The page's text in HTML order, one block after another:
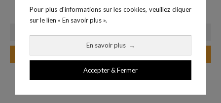
Pour plus d'informations sur les cookies, veuillez cliquer
sur le lien « En savoir plus ».
En savoir plus →
Accepter & Fermer
Prix
59,90 €
Ajouter au panier
Prix
85,00 €
Ajouter au panier